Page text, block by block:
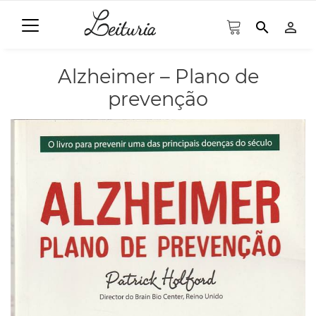
search person_outline
Alzheimer – Plano de
prevenção